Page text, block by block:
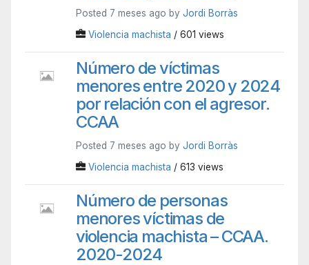
Posted 7 meses ago by Jordi Borràs
Violencia machista / 601 views
Número de víctimas
menores entre 2020 y 2024
por relación con el agresor.
CCAA
Posted 7 meses ago by Jordi Borràs
Violencia machista / 613 views
Número de personas
menores víctimas de
violencia machista – CCAA.
2020-2024